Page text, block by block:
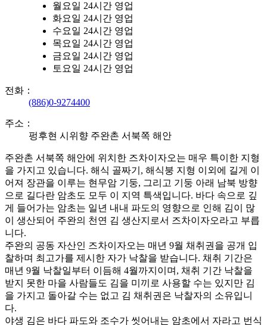
월요일 24시간 영업
화요일 24시간 영업
수요일 24시간 영업
목요일 24시간 영업
금요일 24시간 영업
토요일 24시간 영업
전화：
(886)0-9274400
주소：
펑후현 시위향 주완촌 서북쪽 해안
주완촌 서북쪽 해안에 위치한 즈차이자오는 매우 특이한 지형
을 가지고 있습니다. 해식 골짜기, 해식붕 지형 이외에 길게 이
어져 장관을 이루는 현무암 기둥, 그리고 기둥 아래 남북 방향
으로 길다란 암초도 모두 이 지역 특색입니다. 바다 속으로 깊
게 들어가는 암초는 일년 내내 파도의 영향으로 인해 김이 많
이 생산되어 주완의 천연 김 생산지로서 즈차이자오라고 부릅
니다.
주완의 공동 자산인 즈차이자오는 매년 9월 채취권을 공개 입
찰하며 최고가를 제시한 자가 낙찰을 받습니다. 채취 기간은
매년 9월 낙찰일부터 이듬해 4월까지이며, 채취 기간 낙찰을
받지 못한 마을 사람들도 김을 미끼로 사용할 수는 있지만 김
을 가지고 돌아갈 수는 없고 김 채취권은 낙찰자의 소유입니
다.
야생 김은 바다 파도와 조수가 씻어내는 암초에서 자라고 번식